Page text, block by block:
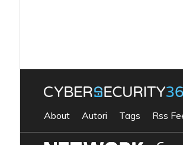
About Autori Tags Rss